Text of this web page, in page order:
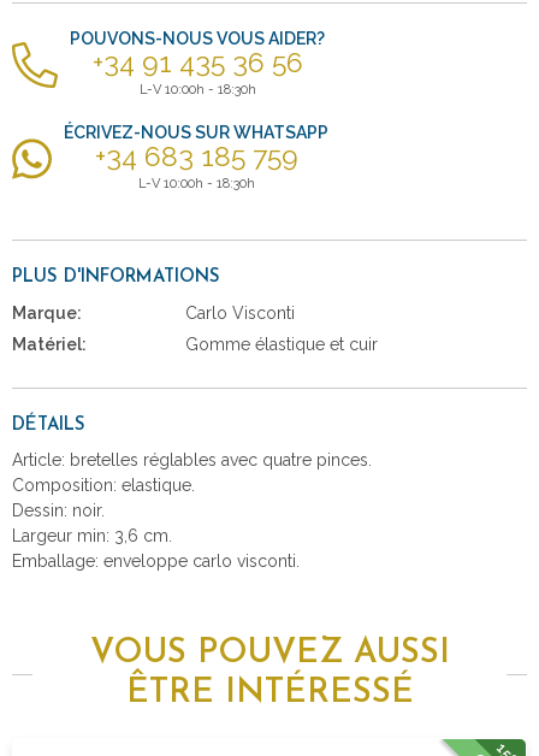
POUVONS-NOUS VOUS AIDER?
+34 91 435 36 56
L-V 10:00h - 18:30h
ÉCRIVEZ-NOUS SUR WHATSAPP
+34 683 185 759
L-V 10:00h - 18:30h
PLUS D'INFORMATIONS
Marque:
Carlo Visconti
Matériel:
Gomme élastique et cuir
DÉTAILS
Article: bretelles réglables avec quatre pinces.
Composition: elastique.
Dessin: noir.
Largeur min: 3,6 cm.
Emballage: enveloppe carlo visconti.
VOUS POUVEZ AUSSI
ÊTRE INTÉRESSÉ